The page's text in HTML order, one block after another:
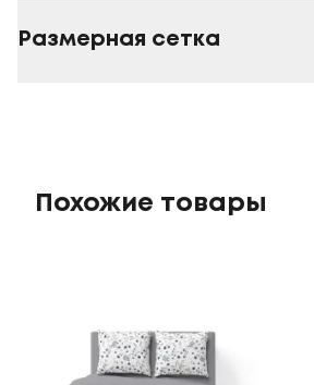
Размерная сетка
Похожие товары